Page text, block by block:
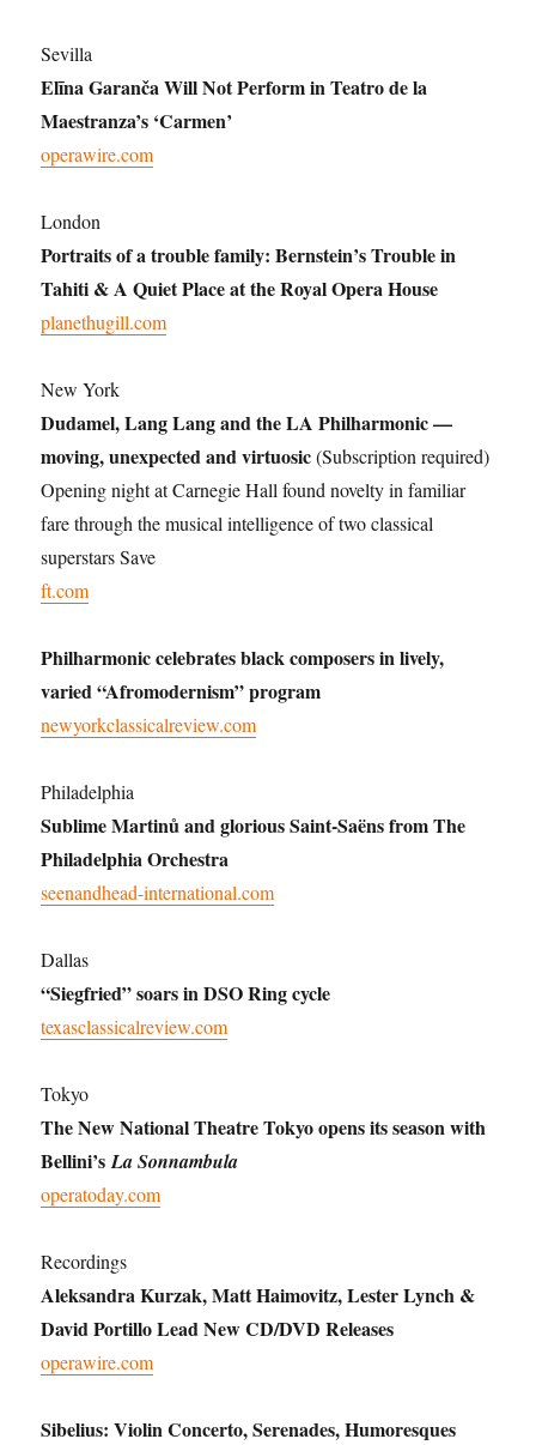
Sevilla
Elīna Garanča Will Not Perform in Teatro de la
Maestranza’s ‘Carmen’
operawire.com
London
Portraits of a trouble family: Bernstein’s Trouble in
Tahiti & A Quiet Place at the Royal OperaHouse
planethugill.com
New York
Dudamel, Lang Lang and the LA Philharmonic —
moving, unexpected and virtuosic(Subscription required)
Opening night at Carnegie Hall found novelty in familiar
fare through the musical intelligence of two classical
superstars Save
ft.com
Philharmonic celebrates black composers in lively,
varied “Afromodernism” program
newyorkclassicalreview.com
Philadelphia
Sublime Martinů and glorious Saint-Saëns from The
Philadelphia Orchestra
seenandhead-international.com
Dallas
“Siegfried” soars in DSO Ring cycle
texasclassicalreview.com
Tokyo
The New National Theatre Tokyo opens its season with
Bellini’sLa Sonnambula
operatoday.com
Recordings
Aleksandra Kurzak, Matt Haimovitz, Lester Lynch &
David Portillo Lead New CD/DVD Releases
operawire.com
Sibelius: Violin Concerto, Serenades, Humoresques